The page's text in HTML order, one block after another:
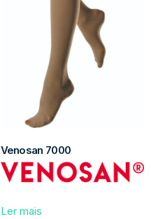
Venosan 7000
Ler mais